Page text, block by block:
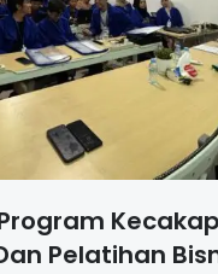
Pelatihan